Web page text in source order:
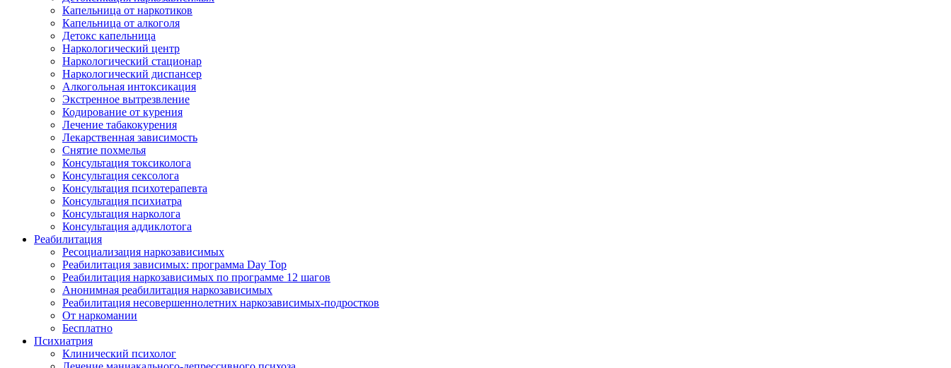
Капельница от наркотиков
Капельница от алкоголя
Детокс капельница
Наркологический центр
Наркологический стационар
Наркологический диспансер
Алкогольная интоксикация
Экстренное вытрезвление
Кодирование от курения
Лечение табакокурения
Лекарственная зависимость
Снятие похмелья
Консультация токсиколога
Консультация сексолога
Консультация психотерапевта
Консультация психиатра
Консультация нарколога
Консультация аддиклотога
Реабилитация
Ресоциализация наркозависимых
Реабилитация зависимых: программа Day Top
Реабилитация наркозависимых по программе 12 шагов
Анонимная реабилитация наркозависимых
Реабилитация несовершеннолетних наркозависимых-подростков
От наркомании
Бесплатно
Психиатрия
Клинический психолог